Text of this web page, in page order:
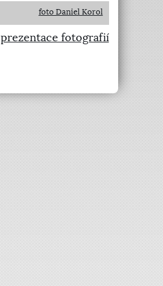
foto Daniel Korol
prezentace fotografií